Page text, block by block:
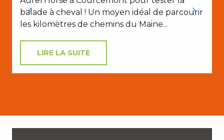
balade à cheval ! Un moyen idéal de parcourir
les kilomètres de chemins du Maine...
LIRE LA SUITE